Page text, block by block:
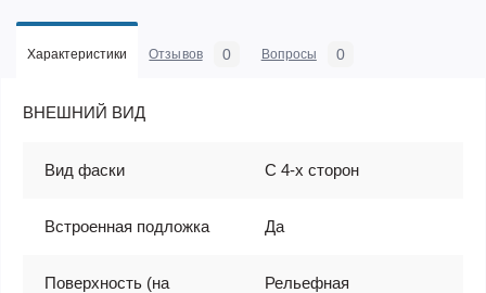
Характеристики Отзывов 0 Вопросы 0
ВНЕШНИЙ ВИД
Вид фаски С 4-х сторон
Встроенная подложка Да
Поверхность (на
Рельефная